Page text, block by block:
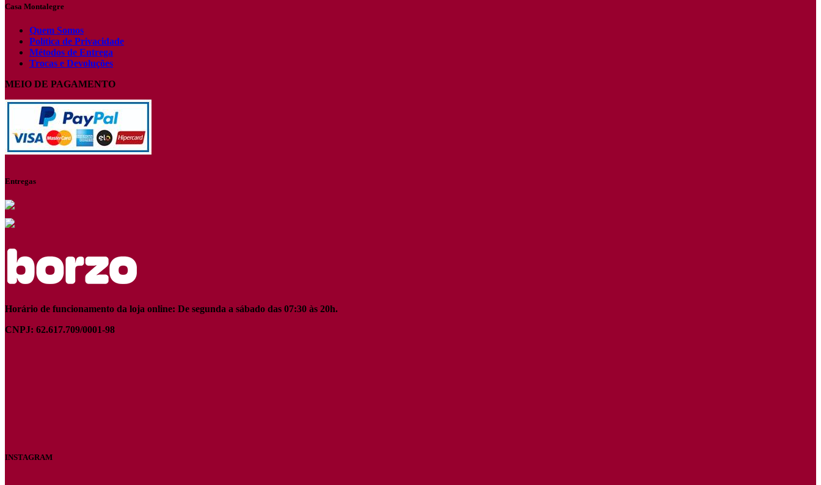
Casa Montalegre
Quem Somos
Política de Privacidade
Métodos de Entrega
Trocas e Devoluções
MEIO DE PAGAMENTO
Entregas
Horário de funcionamento da loja online: De segunda a sábado das 07:30 às 20h.
CNPJ: 62.617.709/0001-98
INSTAGRAM